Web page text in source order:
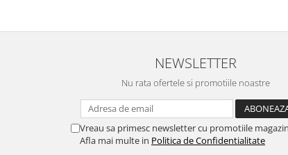
NEWSLETTER
Nu rata ofertele si promotiile noastre
Vreau sa primesc newsletter cu promotiile
Afla mai multe in Politica de Confidentialitate